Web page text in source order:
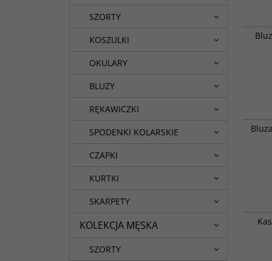
bluz
przed
kasku
SZORTY
KOSZULKI
OKULARY
BLUZY
RĘKAWICZKI
SPODENKI KOLARSKIE
CZAPKI
KURTKI
SKARPETY
KOLEKCJA MĘSKA
SZORTY